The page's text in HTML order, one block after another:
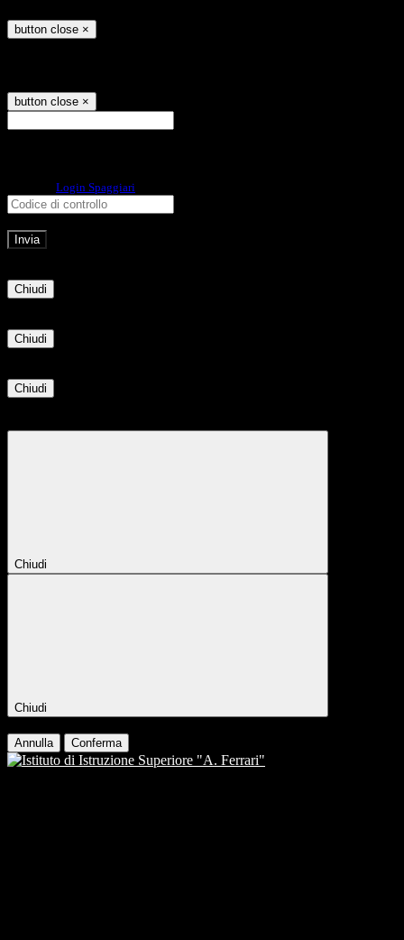
button close ×
button close ×
Login Spaggiari
Chiudi
Chiudi
Chiudi
Chiudi
Chiudi
Annulla Conferma